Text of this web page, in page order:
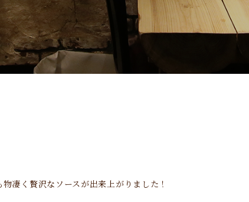
凄く贅沢なソースが出来上がりました！